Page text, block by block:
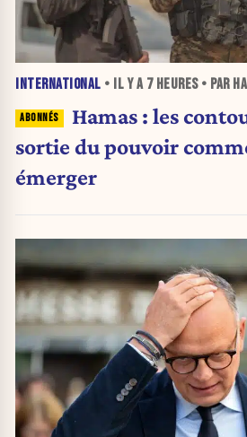
INTERNATIONAL • IL Y A 7 HEURES• PAR
Hamas : les
sortie du pouvoir
émerger